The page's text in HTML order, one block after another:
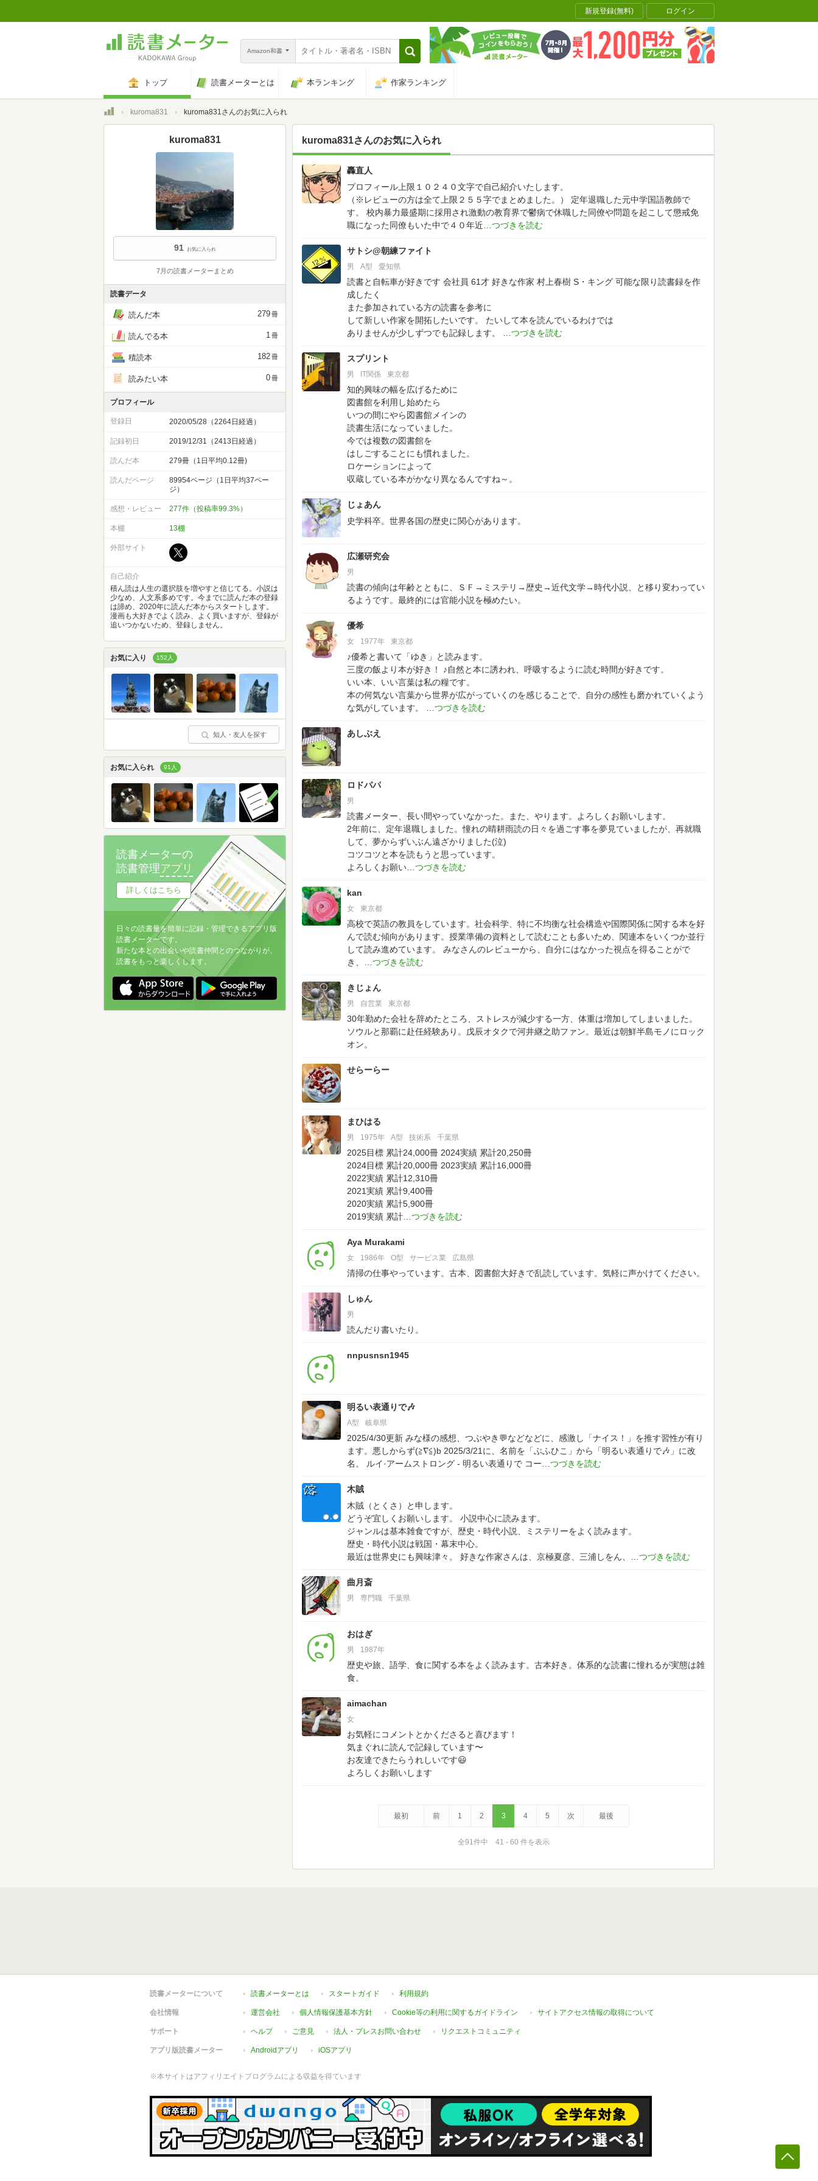
新規登録(無料) ログイン
Amazon和書
トップ 読書メーターとは 本ランキング 作家ランキング
トップkuroma831 kuroma831さんのお気に入られ
kuroma831さんのお気に入られ
轟直人
プロフィール上限１０２４０文字で自己紹介いたします。
（※レビューの方は全て上限２５５字でまとめました。）
定年退職した元中学国語教師で
す。
校内暴力最盛期に採用され激動の教育界で鬱病で休職した同僚や問題を起こして懲戒免
職になった同僚もいた中で４０年近
サトシ@朝練ファイト
男 A型 愛知県
読書と自転車が好きです 会社員 61才 好きな作家 村上春樹 S・キング 可能な限り読書録を作
成したく
また参加されている方の読書を参考に
して新しい作家を開拓したいです。
たいして本を読んでいるわけでは
ありませんが少しずつでも記録します。
スプリント
男 IT関係 東京都
知的興味の幅を広げるために
図書館を利用し始めたら
いつの間にやら図書館メインの
読書生活になっていました。
今では複数の図書館を
はしごすることにも慣れました。
ロケーションによって
収蔵している本がかなり異なるんですね～。
じょあん
史学科卒。世界各国の歴史に関心があります。
広瀬研究会
男
読書の傾向は年齢とともに、ＳＦ→ミステリ→歴史→近代文学→時代小説、と移り変わってい
るようです。最終的には官能小説を極めたい。
優希
女 1977年 東京都
♪優希と書いて「ゆき」と読みます。
三度の飯より本が好き！
♪自然と本に誘われ、呼吸するように読む時間が好きです。
いい本、いい言葉は私の糧です。
本の何気ない言葉から世界が広がっていくのを感じることで、自分の感性も磨かれていくよう
な気がしています。
あしぶえ
ロドパパ
男
読書メーター、長い間やっていなかった。また、やります。よろしくお願いします。
2年前に、定年退職しました。憧れの晴耕雨読の日々を過ごす事を夢見ていましたが、再就職
して、夢からずいぶん遠ざかりました(泣)
コツコツと本を読もうと思っています。
よろしくお願い
kan
女 東京都
高校で英語の教員をしています。社会科学、特に不均衡な社会構造や国際関係に関する本を好
んで読む傾向があります。授業準備の資料として読むことも多いため、関連本をいくつか並行
して読み進めています。
みなさんのレビューから、自分にはなかった視点を得ることがで
き、
きじょん
男 自営業 東京都
30年勤めた会社を辞めたところ、ストレスが減少する一方、体重は増加してしまいました。
ソウルと那覇に赴任経験あり。戊辰オタクで河井継之助ファン。最近は朝鮮半島モノにロック
オン。
せらーらー
まひはる
男 1975年 A型 技術系 千葉県
2025目標 累計24,000冊 2024実績 累計20,250冊
2024目標 累計20,000冊 2023実績 累計16,000冊
2022実績 累計12,310冊
2021実績 累計9,400冊
2020実績 累計5,900冊
2019実績 累計
Aya Murakami
女 1986年 O型 サービス業 広島県
清掃の仕事やっています。古本、図書館大好きで乱読しています。気軽に声かけてください。
しゅん
男
読んだり書いたり。
nnpusnsn1945
明るい表通りで🎶
A型 岐阜県
2025/4/30更新 みな様の感想、つぶやき💬などなどに、感激し「ナイス！」を推す習性が有り
ます。悪しからず(≧∇≦)b 2025/3/21に、名前を「ぶふひこ」から「明るい表通りで🎶」に改
名。
ルイ·アームストロング - 明るい表通りで コー​
木賊
木賊（とくさ）と申します。
どうぞ宜しくお願いします。
小説中心に読みます。
ジャンルは基本雑食ですが、歴史・時代小説、ミステリーをよく読みます。
歴史・時代小説は戦国・幕末中心。
最近は世界史にも興味津々。
好きな作家さんは、京極夏彦、三浦しをん、
曲月斎
男 専門職 千葉県
おはぎ
男 1987年
歴史や旅、語学、食に関する本をよく読みます。古本好き。体系的な読書に憧れるが実態は雑
食。
aimachan
女
お気軽にコメントとかくださると喜びます！
気まぐれに読んで記録しています〜
お友達できたらうれしいです😃
よろしくお願いします
最初 前 1 2 3 4 5 次 最後
全91件中 41 - 60 件を表示
kuroma831
91 お気に入られ
7月の読書メーターまとめ
読書データ
読んだ本 279冊
読んでる本 1冊
積読本 182冊
読みたい本 0冊
プロフィール
登録日 2020/05/28（2264日経過）
記録初日 2019/12/31（2413日経過）
読んだ本 279冊（1日平均0.12冊)
読んだページ
89954ページ（1日平均37ペー
ジ）
感想・レビュー 277件（投稿率99.3%）
本棚 13棚
外部サイト
自己紹介
積ん読は人生の選択肢を増やすと信じてる。小説は
少なめ、人文系多めです。今までに読んだ本の登録
は諦め、2020年に読んだ本からスタートします。
漫画も大好きでよく読み、よく買いますが、登録が
追いつかないため、登録しません。
お気に入り 152人
知人・友人を探す
お気に入られ 91人
読書メーターの
読書管理アプリ
詳しくはこちら
日々の読書量を簡単に記録・管理できるアプリ版
読書メーターです。
新たな本との出会いや読書仲間とのつながりが、
読書をもっと楽しくします。
読書メーターについて 読書メーターとは スタートガイド 利用規約
会社情報 運営会社 個人情報保護基本方針 Cookie等の利用に関するガイドライン サイトアクセス情報の取得について
サポート ヘルプ ご意見 法人・プレスお問い合わせ リクエストコミュニティ
アプリ版読書メーター Androidアプリ iOSアプリ
※本サイトはアフィリエイトプログラムによる収益を得ています